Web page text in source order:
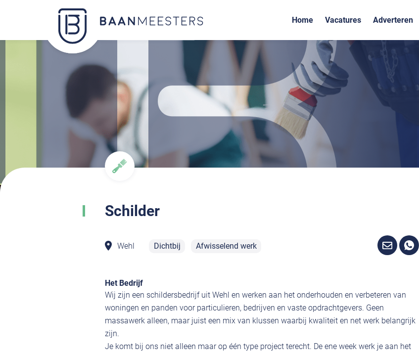
Home Vacatures Adverteren
Schilder
Wehl Dichtbij Afwisselend werk
Het Bedrijf
Wij zijn een schildersbedrijf uit Wehl en werken aan het onderhouden en verbeteren van
woningen en panden voor particulieren, bedrijven en vaste opdrachtgevers. Geen
massawerk alleen, maar juist een mix van klussen waarbij kwaliteit en net werk belangrijk
zijn.
Je komt bij ons niet alleen maar op één type project terecht. De ene week werk je aan het